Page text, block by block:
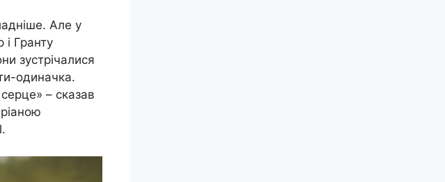
Але у
і Гранту
зустрічалися
одиначка.
– сказав